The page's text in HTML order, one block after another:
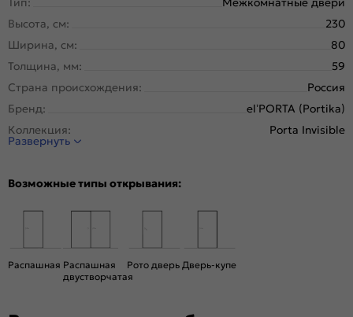
Высота, см:
230
Ширина, см:
80
Толщина, мм:
59
Страна происхождения:
Россия
Бренд:
el’PORTA (Portika)
Коллекция:
Porta Invisible
Стиль:
Конструкция двери:
Развернуть
Возможные типы открывания:
Распашная Распашная
двустворчатая
Рото дверь Дверь-купе